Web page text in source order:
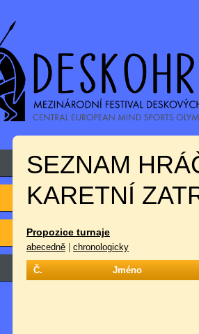
SEZNAM
KARETNÍ
Propozice turnaje
abecedně chronologicky
Č. Jméno